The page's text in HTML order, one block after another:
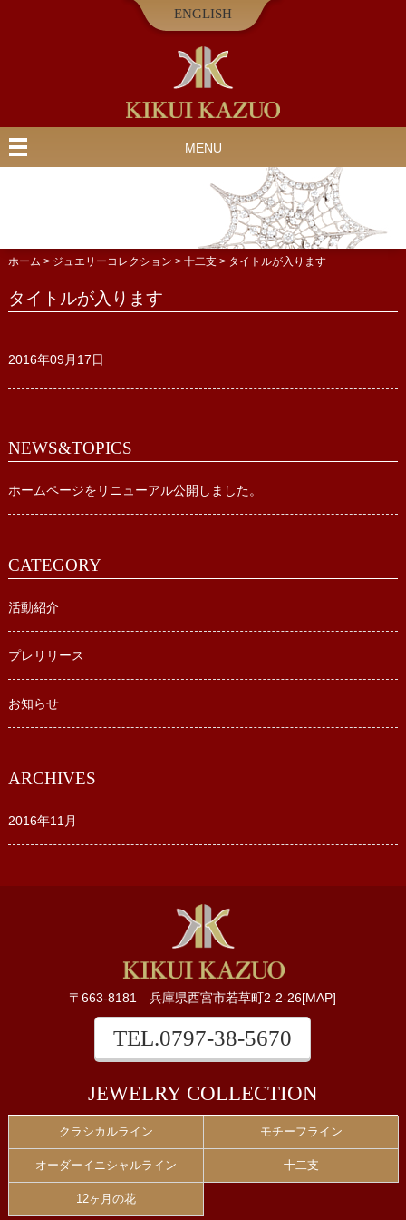
ENGLISH
MENU
ホーム > ジュエリーコレクション > 十二支 > タイトルが入ります
タイトルが入ります
2016年09月17日
NEWS&TOPICS
ホームページをリニューアル公開しました。
CATEGORY
活動紹介
プレリリース
お知らせ
ARCHIVES
2016年11月
〒663-8181 兵庫県西宮市若草町2-2-26[MAP]
TEL.0797-38-5670
JEWELRY COLLECTION
クラシカルライン モチーフライン
オーダーイニシャルライン 十二支
12ヶ月の花